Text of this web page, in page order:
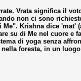
Vrata significa il
non ci sono
Krishna dice 'mat'
su di Me nel cuore e
di yoga senza
foresta, in un